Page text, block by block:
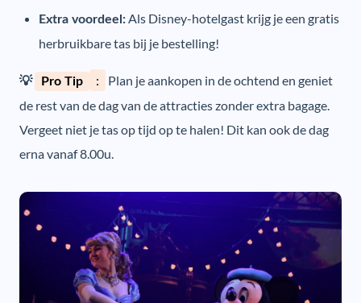
Extra voordeel:Als Disney-hotelgast krijg je een gratis
herbruikbare tas bij je bestelling!
💡 Pro Tip :
Plan je aankopen in de ochtend en geniet
de rest van de dag van de attracties zonder extra bagage.
Vergeet niet je tas op tijd op te halen! Dit kan ook de dag
erna vanaf 8.00u.